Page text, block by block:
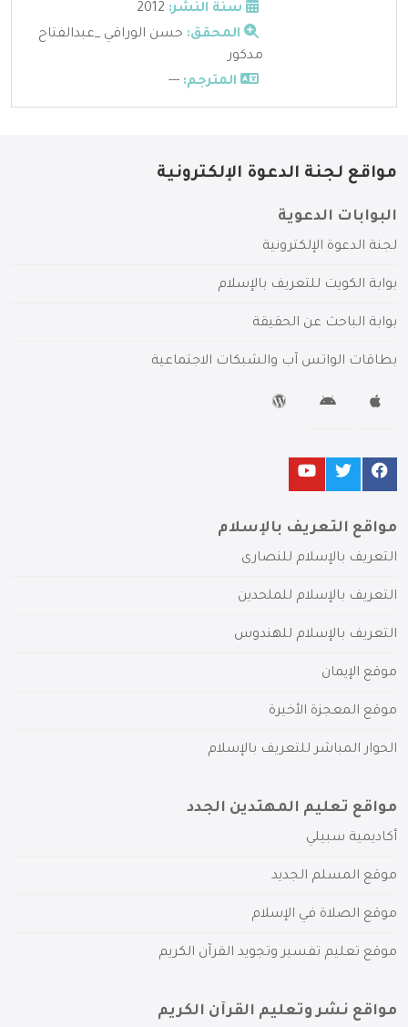
سنة النشر:
المحقق: حسن الوراقي _عبدالفتاح
مدكور
المترجم: ---
مواقع لجنة الدعوة الإلكترونية
البوابات الدعوية
لجنة الدعوة الإلكترونية
بوابة الكويت للتعريف بالإسلام
بوابة الباحث عن الحقيقة
بطاقات الواتس آب والشبكات الاجتماعية
مواقع التعريف بالإسلام
التعريف بالإسلام للنصارى
التعريف بالإسلام للملحدين
التعريف بالإسلام للهندوس
موقع الإيمان
موقع المعجزة الأخيرة
الحوار المباشر للتعريف بالإسلام
مواقع تعليم المهتدين الجدد
أكاديمية سبيلي
موقع المسلم الجديد
موقع الصلاة في الإسلام
موقع تعليم تفسير وتجويد القرآن الكريم
مواقع نشر وتعليم القرآن الكريم